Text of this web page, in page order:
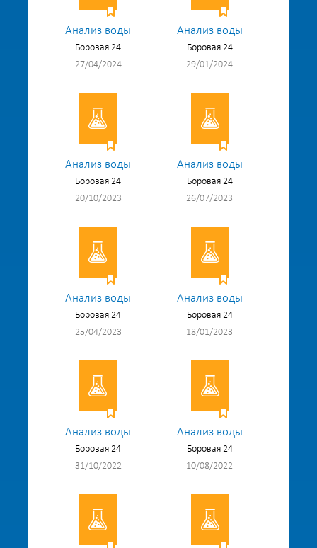
Анализ воды
Боровая 24
27/04/2024
Анализ воды
Боровая 24
29/01/2024
Анализ воды
Боровая 24
20/10/2023
Анализ воды
Боровая 24
26/07/2023
Анализ воды
Боровая 24
25/04/2023
Анализ воды
Боровая 24
18/01/2023
Анализ воды
Боровая 24
31/10/2022
Анализ воды
Боровая 24
10/08/2022